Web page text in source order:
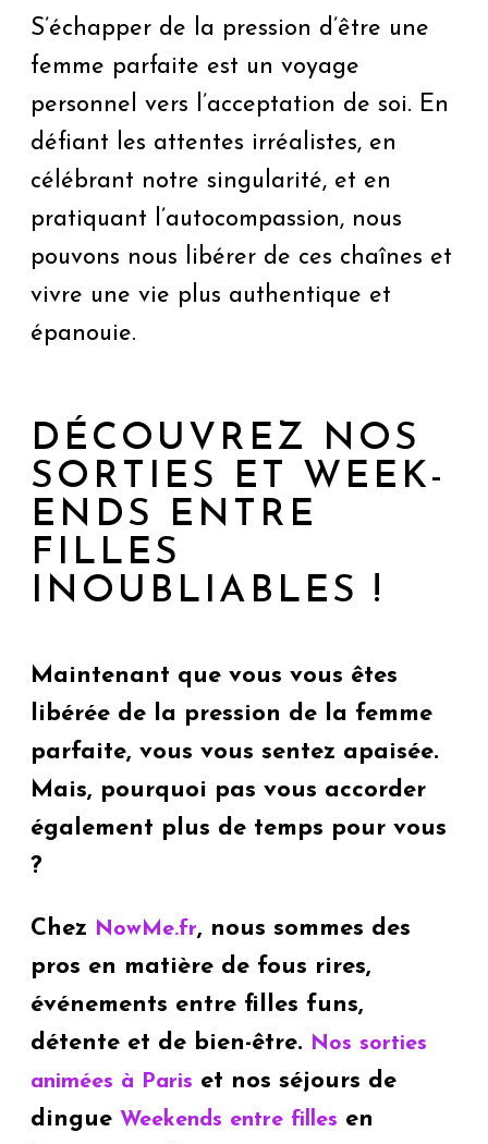
S’échapper de la pression d’être une
femme parfaite est un voyage
personnel vers l’acceptation de soi. En
défiant les attentes irréalistes, en
célébrant notre singularité, et en
pratiquant l’autocompassion, nous
pouvons nous libérer de ces chaînes et
vivre une vie plus authentique et
épanouie.
DÉCOUVREZ NOS
SORTIES ET WEEK-
ENDS ENTRE
FILLES
INOUBLIABLES !
Maintenant que vous vous êtes
libérée de la pression de la femme
parfaite, vous vous sentez apaisée.
Mais, pourquoi pas vous accorder
également plus de temps pour vous
?
Chez NowMe.fr, nous sommes des
pros en matière de fous rires,
événements entre filles funs,
détente et de bien-être. Nos sorties
animées à Paris et nos séjours de
dingue Weekends entre filles en